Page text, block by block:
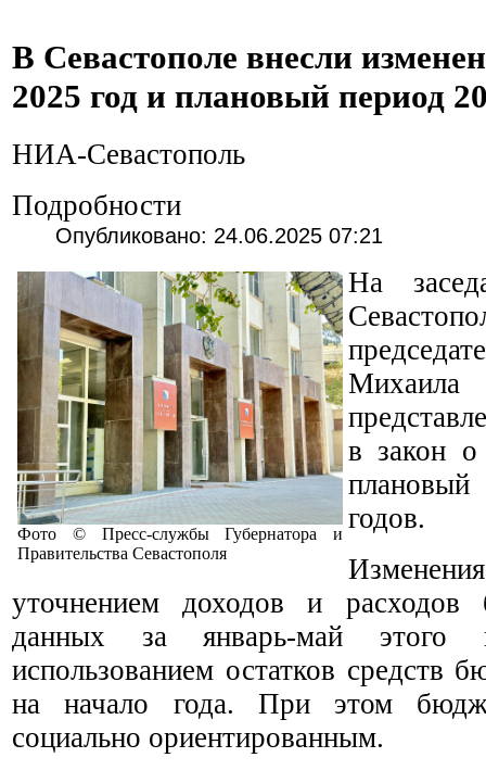
В Севастополе внесли
2025 год и плановый период
НИА-Севастополь
Подробности
Опубликовано: 24.06.2025 07:21
Фото © Пресс-службы Губернатора и
Правительства Севастополя
На
в закон
годов.
уточнением доходов и
данных за январь-май
использованием остатков средств
на начало года. При этом
социально ориентированным.